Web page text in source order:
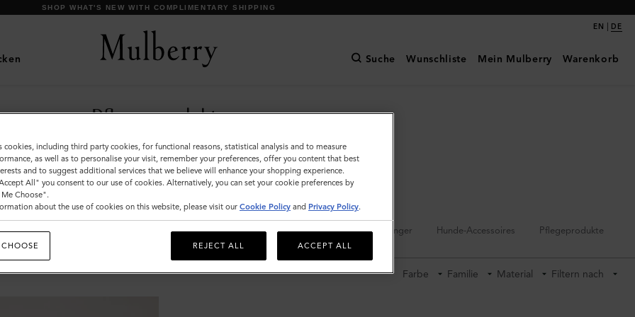
SHOP WHAT'S NEW WITH COMPLIMENTARY SHIPPING
EN | DE
Suche Wunschliste Mein Mulberry Warenkorb
Pflegeprodukte
Verlängern Sie die Lebensdauer Ihrer Mulberry-
Produkte mit unserem Sortiment an
Lederpflegeprodukten, darunter Cremes, Gels,
Wachse und Sprays.
Sonnenbrillen Beutel Gürtel Schlüsselanhänger Hunde-Accessoires Pflegeprodukte
Farbe Familie Material Filtern nach
cookies, including third party cookies, for functional reasons, statistical analysis and to measure
as well as to personalise your visit, remember your preferences, offer you content that best
and to suggest additional services that we believe will enhance your shopping experience.
All" you consent to our use of cookies. Alternatively, you can set your cookie preferences by
Choose".
about the use of cookies on this website, please visit our Cookie Policy and Privacy Policy.
REJECT ALL ACCEPT ALL